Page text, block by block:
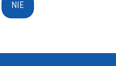
NIE